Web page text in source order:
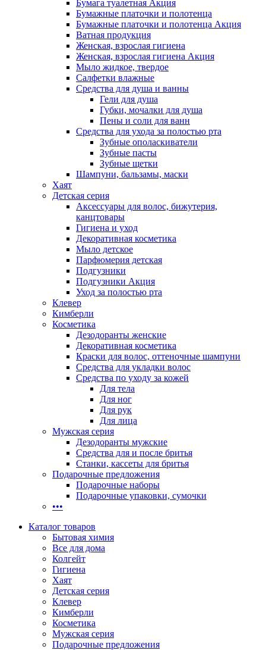
Бумага туалетная Акция
Бумажные платочки и полотенца
Бумажные платочки и полотенца Акция
Ватная продукция
Женская, взрослая гигиена
Женская, взрослая гигиена Акция
Мыло жидкое, твердое
Салфетки влажные
Средства для душа и ванны
Гели для душа
Губки, мочалки для душа
Пены и соли для ванн
Средства для ухода за полостью рта
Зубные ополаскиватели
Зубные пасты
Зубные щетки
Шампуни, бальзамы, маски
Хаят
Детская серия
Аксессуары для волос, бижутерия,
канцтовары
Гигиена и уход
Декоративная косметика
Мыло детское
Парфюмерия детская
Подгузники
Подгузники Акция
Уход за полостью рта
Клевер
Кимберли
Косметика
Дезодоранты женские
Декоративная косметика
Краски для волос, оттеночные шампуни
Средства для укладки волос
Средства по уходу за кожей
Для тела
Для ног
Для рук
Для лица
Мужская серия
Дезодоранты мужские
Средства для и после бритья
Станки, кассеты для бритья
Подарочные предложения
Подарочные наборы
Подарочные упаковки, сумочки
•••
Каталог товаров
Бытовая химия
Все для дома
Колгейт
Гигиена
Хаят
Детская серия
Клевер
Кимберли
Косметика
Мужская серия
Подарочные предложения